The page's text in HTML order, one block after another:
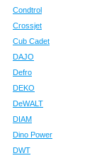
Condtrol
Crossjet
Cub Cadet
DAJO
Defro
DEKO
DeWALT
DIAM
Dino Power
DWT